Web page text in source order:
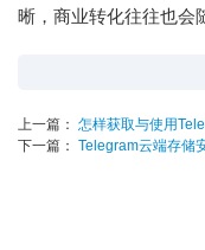
晰，商业转化往往也会
上一篇： 怎样获取与使用
下一篇： Telegram云端存储